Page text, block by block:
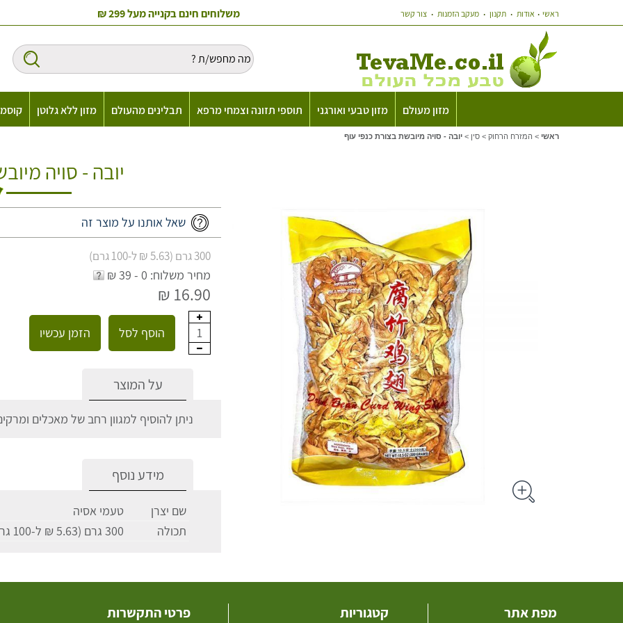
ראשי אודות תקנון מעקב הזמנות צור קשר משלוחים חינם בקנייה מעל 299 ₪
מזון מעולם מזון טבעי ואורגני תוספי תזונה וצמחי מרפא תבלינים מהעולם מזון ללא גלוטן
ראשי > המזרח הרחוק > סין > יובה - סויה מיובשת בצורת כנפי עוף
יובה - סויה
שאל אותנו על מוצר זה
300 גרם (5.63 ₪ ל-100 גרם)
מחיר משלוח: 0 - 39 ₪
16.90 ₪
1 הוסף לסל הזמן עכשיו
על המוצר
ניתן להוסיף למגוון רחב של מאכלים
מידע נוסף
שם יצרן
טעמי אסיה
תכולה
300 גרם (5.63 ₪ ל-100 גרם)
מפת אתר קטגוריות פרטי התקשרות